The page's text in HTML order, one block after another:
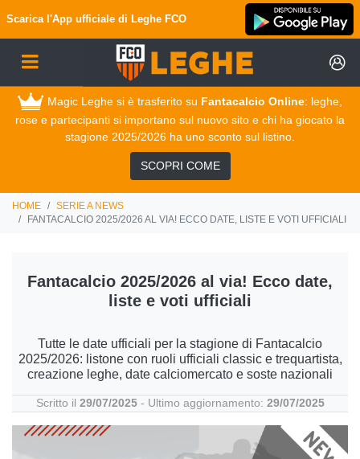
Scarica l'App ufficiale di Leghe FCO
Magic Leghe si è trasferito su Fantacalcio Online: leghe,
rose e partecipanti si importano sul nuovo sito e chi ha giocato la
stagione 2025/2026 ha uno sconto sul listino.
SCOPRI COME
HOME
SERIE A NEWS
FANTACALCIO 2025/2026 AL VIA! ECCO DATE, LISTE E VOTI UFFICIALI
Fantacalcio 2025/2026 al via! Ecco date,
liste e voti ufficiali
Tutte le date ufficiali per la stagione di Fantacalcio
2025/2026: listone con ruoli ufficiali classic e trequartista,
creazione leghe, date calciomercato e soste nazionali
Scritto il 29/07/2025- Ultimo aggiornamento: 29/07/2025